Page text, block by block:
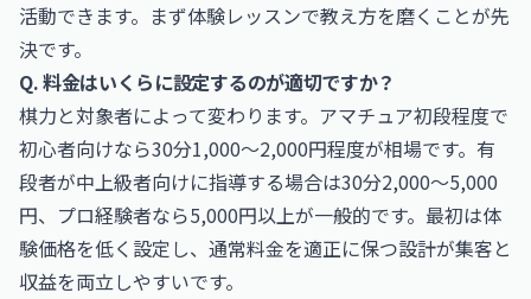
活動できます。まず体験レッスンで教え方を磨くことが先
決です。
Q. 料金はいくらに設定するのが適切ですか？
棋力と対象者によって変わります。アマチュア初段程度で
初心者向けなら30分1,000〜2,000円程度が相場です。有
段者が中上級者向けに指導する場合は30分2,000〜5,000
円、プロ経験者なら5,000円以上が一般的です。最初は体
験価格を低く設定し、通常料金を適正に保つ設計が集客と
収益を両立しやすいです。